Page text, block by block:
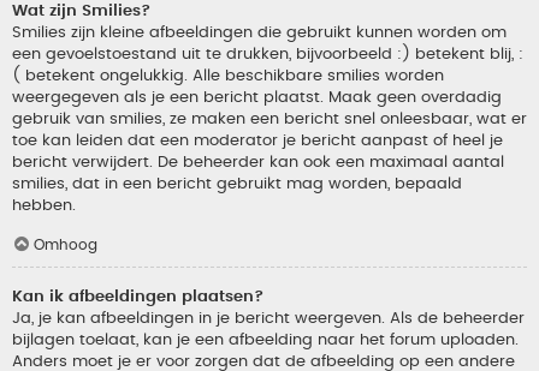
Wat zijn Smilies?
Smilies zijn kleine afbeeldingen die gebruikt kunnen worden om
een gevoelstoestand uit te drukken, bijvoorbeeld :) betekent blij, :
( betekent ongelukkig. Alle beschikbare smilies worden
weergegeven als je een bericht plaatst. Maak geen overdadig
gebruik van smilies, ze maken een bericht snel onleesbaar, wat er
toe kan leiden dat een moderator je bericht aanpast of heel je
bericht verwijdert. De beheerder kan ook een maximaal aantal
smilies, dat in een bericht gebruikt mag worden, bepaald
hebben.
Omhoog
Kan ik afbeeldingen plaatsen?
Ja, je kan afbeeldingen in je bericht weergeven. Als de beheerder
bijlagen toelaat, kan je een afbeelding naar het forum uploaden.
Anders moet je er voor zorgen dat de afbeelding op een andere